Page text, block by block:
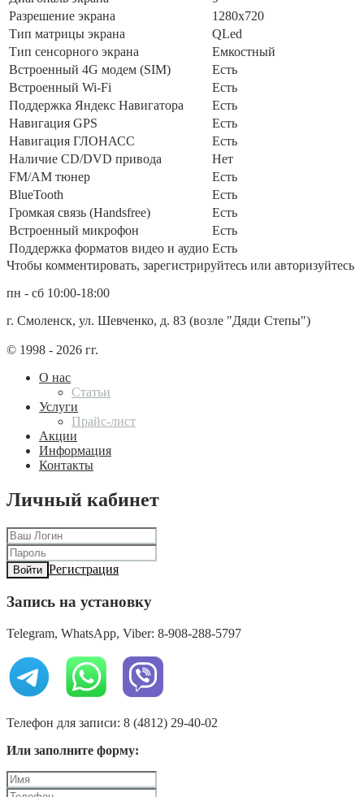
Разрешение экрана
1280x720
Тип матрицы экрана
QLed
Тип сенсорного экрана
Емкостный
Встроенный 4G модем (SIM)
Есть
Встроенный Wi-Fi
Есть
Поддержка Яндекс Навигатора
Есть
Навигация GPS
Есть
Навигация ГЛОНАСС
Есть
Наличие CD/DVD привода
Нет
FM/AM тюнер
Есть
BlueTooth
Есть
Громкая связь (Handsfree)
Есть
Встроенный микрофон
Есть
Поддержка форматов видео и аудио Есть
Чтобы комментировать, зарегистрируйтесь или авторизуйтесь
пн - сб 10:00-18:00
г. Смоленск, ул. Шевченко, д. 83 (возле "Дяди Степы")
© 1998 - 2026 гг.
О нас
Статьи
Услуги
Прайс-лист
Акции
Информация
Контакты
Личный кабинет
Войти Регистрация
Запись на установку
Telegram, WhatsApp, Viber: 8-908-288-5797
Телефон для записи: 8 (4812) 29-40-02
Или заполните форму: